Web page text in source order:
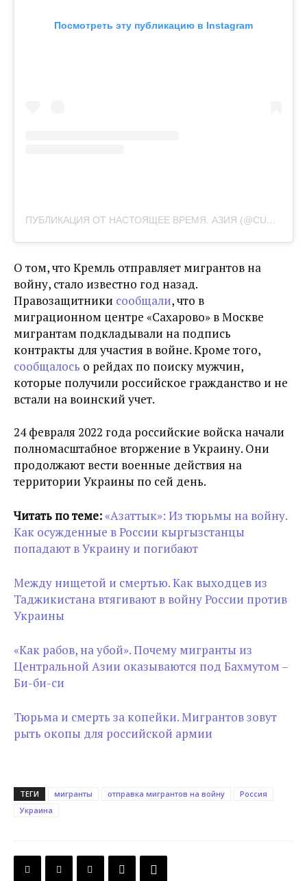
Посмотреть эту публикацию в Instagram
ПУБЛИКАЦИЯ ОТ НАСТОЯЩЕЕ ВРЕМЯ. АЗИЯ (@CURRENTTIMEASIA)
О том, что Кремль отправляет мигрантов на
войну, стало известно год назад.
Правозащитники сообщали, что в
миграционном центре «Сахарово» в Москве
мигрантам подкладывали на подпись
контракты для участия в войне. Кроме того,
сообщалось о рейдах по поиску мужчин,
которые получили российское гражданство и не
встали на воинский учет.
24 февраля 2022 года российские войска начали
полномасштабное вторжение в Украину. Они
продолжают вести военные действия на
территории Украины по сей день.
Читать по теме:«Азаттык»: Из тюрьмы на войну.
Как осужденные в России кыргызстанцы
попадают в Украину и погибают
Между нищетой и смертью. Как выходцев из
Таджикистана втягивают в войну России против
Украины
«Как рабов, на убой». Почему мигранты из
Центральной Азии оказываются под Бахмутом –
Би-би-си
Тюрьма и смерть за копейки. Мигрантов зовут
рыть окопы для российской армии
ТЕГИ мигранты отправка мигрантов на войну
Россия
Украина